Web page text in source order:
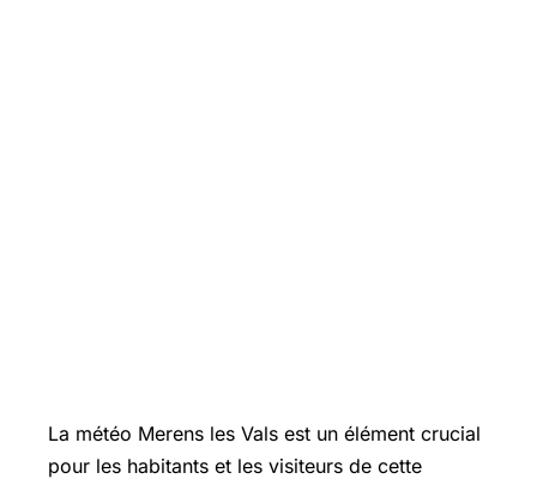
La météo Merens les Vals est un élément crucial
pour les habitants et les visiteurs de cette